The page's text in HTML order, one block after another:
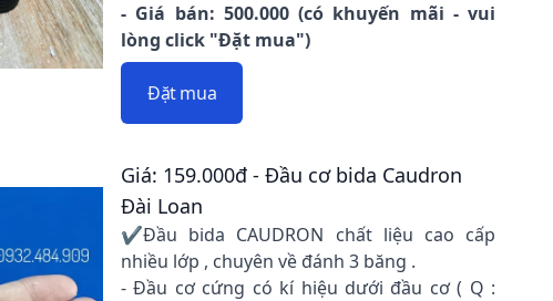
- Giá bán: 500.000 (có khuyến mãi - vui
lòng click "Đặt mua")
Đặt mua
Giá: 159.000đ - Đầu cơ bida Caudron
Đài Loan
✔Đầu bida CAUDRON chất liệu cao cấp
nhiều lớp , chuyên về đánh 3 băng .
- Đầu cơ cứng có kí hiệu dưới đầu cơ ( Q :